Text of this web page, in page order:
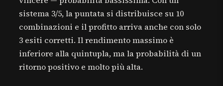
sistema 3/5, la puntata si distribuisce su 10
combinazioni e il profitto arriva anche con solo
3 esiti corretti. Il rendimento massimo è
inferiore alla quintupla, ma la probabilità di un
ritorno positivo e molto più alta.